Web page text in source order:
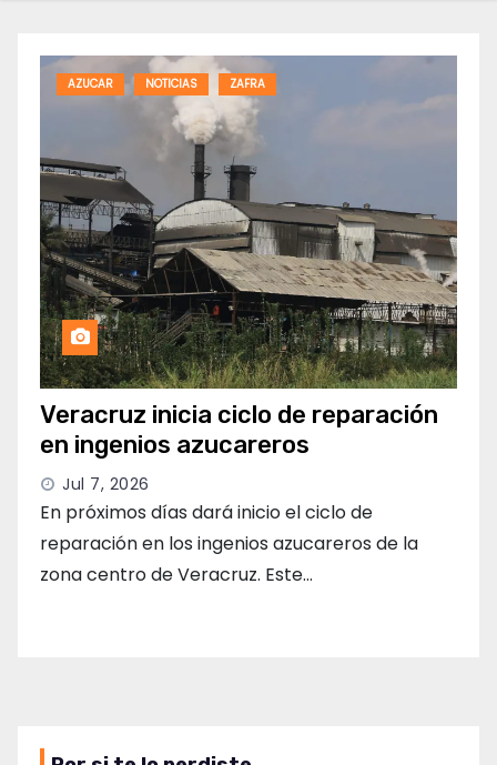
AZUCAR NOTICIAS ZAFRA
Veracruz inicia ciclo de reparación
en ingenios azucareros
Jul 7, 2026
En próximos días dará inicio el ciclo de
reparación en los ingenios azucareros de la
zona centro de Veracruz. Este…